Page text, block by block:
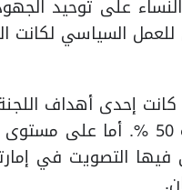
عملت هؤلاء النساء على
السياسي لكانت
إحدى أهداف اللجنة
يكون تمثيل النساء كرؤساء على المراكز
فيها التصويت في